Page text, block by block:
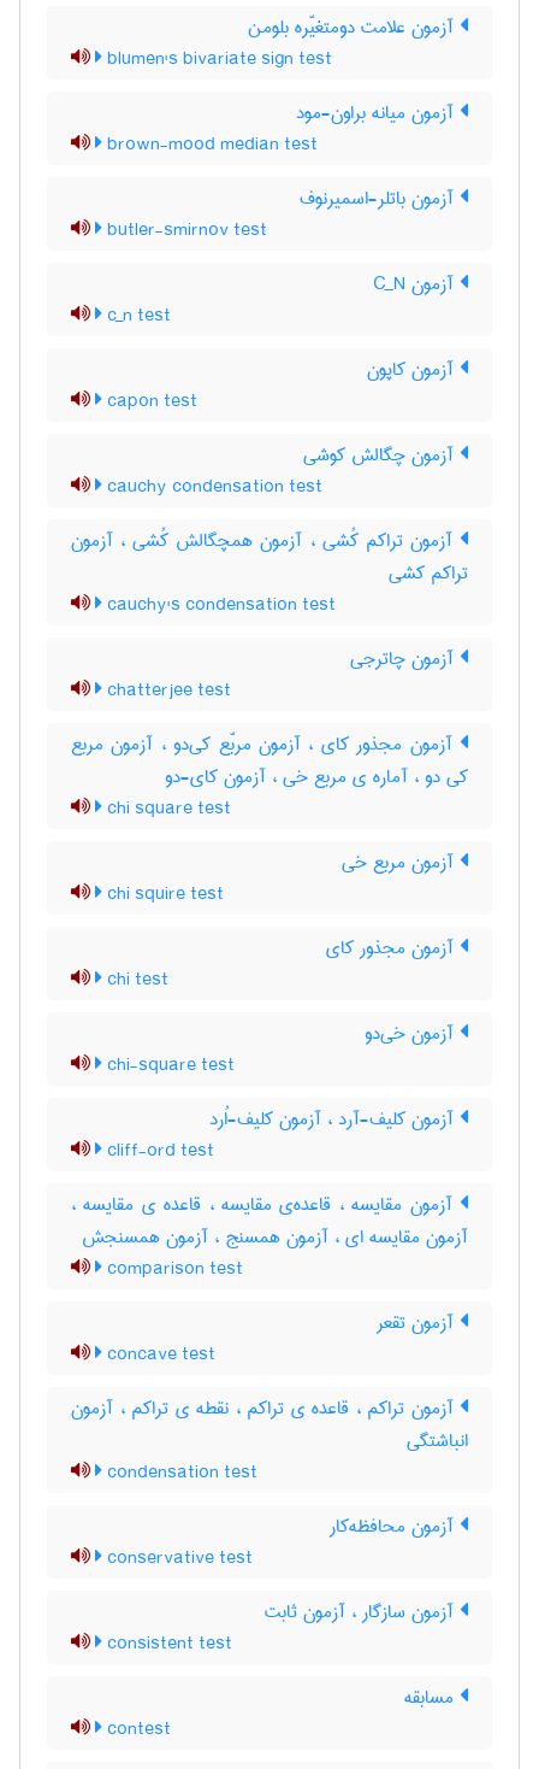
آزمون علامت دومتغیّره بلومن
blumen's bivariate sign test
آزمون میانه براون-مود
brown-mood median test
آزمون باتلر-اسمیرنوف
butler-smirnov test
آزمون C‌_‌N
c_n test
آزمون کاپون
capon test
آزمون چگالش کوشی
cauchy condensation test
آزمون تراکم کُشی ، آزمون همچگالش کُشی ، آزمون
تراکم کشی
cauchy's condensation test
آزمون چاترجی
chatterjee test
آزمون مجذور کای ، آزمون مربّع کی‌دو ، آزمون مربع
کی دو ، آماره ی مربع خی ، آزمون کای-دو
chi square test
آزمون مربع خی
chi squire test
آزمون مجذور کای
chi test
آزمون خی‌دو
chi-square test
آزمون کلیف-آرد ، آزمون کلیف-اُرد
cliff-ord test
آزمون مقایسه ، قاعده‌ی مقایسه ، قاعده ی مقایسه ،
آزمون مقایسه ای ، آزمون همسنج ، آزمون همسنجش
comparison test
آزمون تقعر
concave test
آزمون تراکم ، قاعده ی تراکم ، نقطه ی تراکم ، آزمون
انباشتگی
condensation test
آزمون محافظه‌کار
conservative test
آزمون سازگار ، آزمون ثابت
consistent test
مسابقه
contest